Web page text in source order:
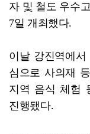
자 및 철도 우수
7일 개최했다.
이날 강진역에
심으로 사의재
지역 음식 체험
진행됐다.